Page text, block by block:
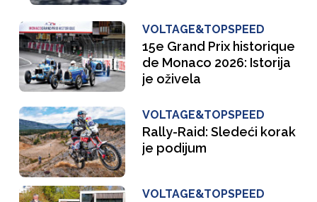
VOLTAGE&TOPSPEED
15e Grand Prix historique
de Monaco 2026: Istorija
je oživela
VOLTAGE&TOPSPEED
Rally-Raid: Sledeći korak
je podijum
VOLTAGE&TOPSPEED